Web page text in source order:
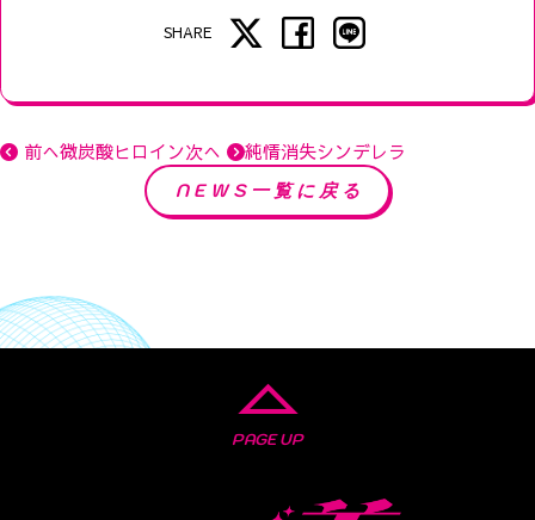
SHARE
前へ微炭酸ヒロイン次へ 純情消失シンデレラ
NEWS一覧に戻る
PAGE UP